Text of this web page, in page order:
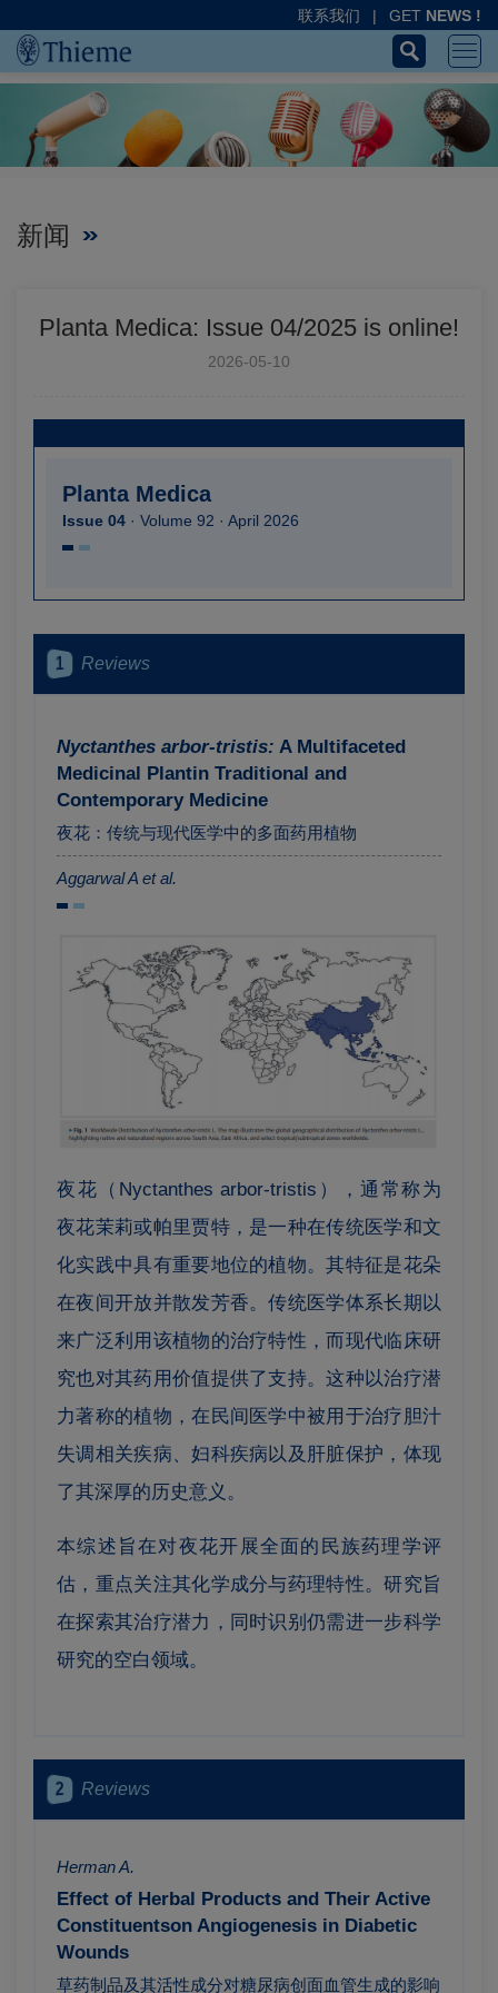
联系我们 | GET NEWS !
新闻
Planta Medica: Issue 04/2025 is online!
2026-05-10
Planta Medica
Issue 04 · Volume 92 · April 2026
1 Reviews
Nyctanthes arbor-tristis: A Multifaceted
Medicinal Plantin Traditional and
Contemporary Medicine
夜花：传统与现代医学中的多面药用植物
Aggarwal A et al.
夜花（Nyctanthes arbor-tristis），通常称为
夜花茉莉或帕里贾特，是一种在传统医学和文
化实践中具有重要地位的植物。其特征是花朵
在夜间开放并散发芳香。传统医学体系长期以
来广泛利用该植物的治疗特性，而现代临床研
究也对其药用价值提供了支持。这种以治疗潜
力著称的植物，在民间医学中被用于治疗胆汁
失调相关疾病、妇科疾病以及肝脏保护，体现
了其深厚的历史意义。
本综述旨在对夜花开展全面的民族药理学评
估，重点关注其化学成分与药理特性。研究旨
在探索其治疗潜力，同时识别仍需进一步科学
研究的空白领域。
2 Reviews
Herman A.
Effect of Herbal Products and Their Active
Constituentson Angiogenesis in Diabetic
Wounds
草药制品及其活性成分对糖尿病创面血管生成的影响